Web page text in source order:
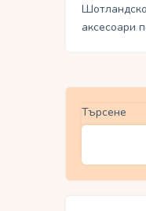
аксесоари
Търсене